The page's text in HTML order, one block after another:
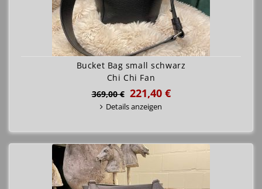
Bucket Bag small schwarz
Chi Chi Fan
369,00 € 221,40 €
Details anzeigen